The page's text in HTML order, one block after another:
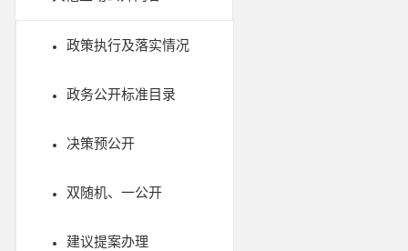
政策执行及落实情况
政务公开标准目录
决策预公开
双随机、一公开
建议提案办理